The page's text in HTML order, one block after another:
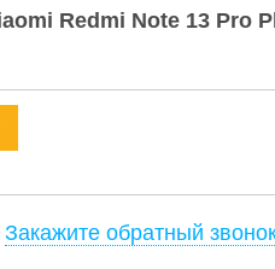
Redmi Note 13 Pro
Закажите обратный